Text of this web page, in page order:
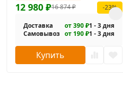
16 874₽
12 980 ₽ -23%
Доставка от 390 ₽1 - 3 дня
Самовывоз от 190 ₽1 - 3 дня
Купить